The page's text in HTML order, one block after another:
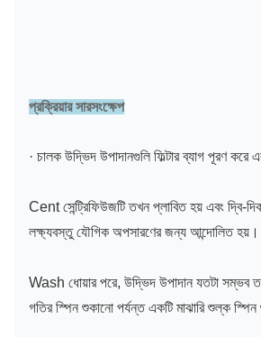
প্রক্রিয়ার সারসংক্ষেপ
· চালক উদ্ভিদ উপাদানগুলি ফিল্টার ব্যাগ পূরণ করে
Cent সেন্ট্রিফিউজটি তখন প্লাবিত হয় এবং দ্বি-
লক্ষ্যবস্তু যৌগিক অপসারণের জন্য আন্দোলিত হয়।
Wash ধোয়ার পরে, উদ্ভিদ উপাদান যতটা সম্ভব
গতির স্পিন শুকানো পর্যন্ত একটি মাঝারি শুল্ক স্পিন